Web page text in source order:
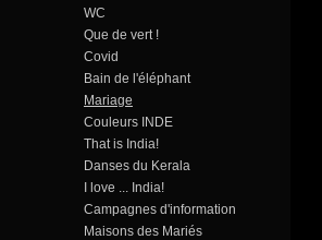
WC
Que de vert !
Covid
Bain de l'éléphant
Mariage
Couleurs INDE
That is India!
Danses du Kerala
I love ... India!
Campagnes d'information
Maisons des Mariés